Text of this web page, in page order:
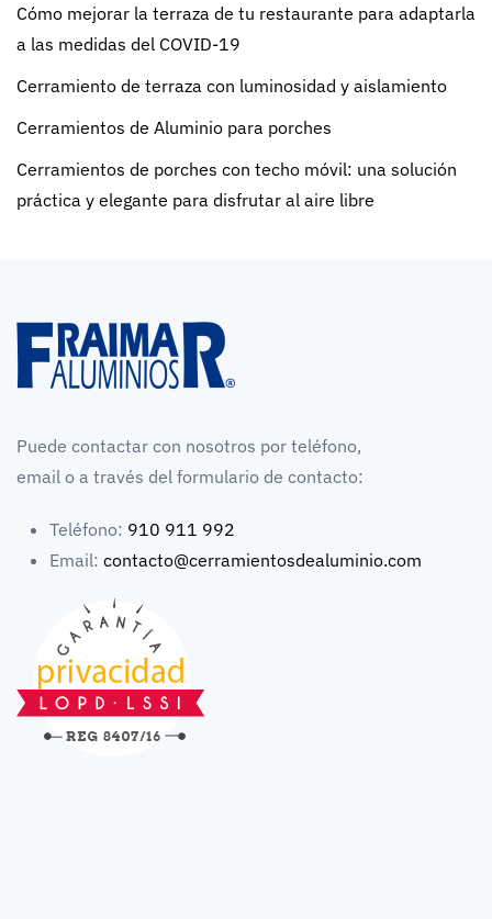
Cómo mejorar la terraza de tu restaurante para adaptarla
a las medidas del COVID-19
Cerramiento de terraza con luminosidad y aislamiento
Cerramientos de Aluminio para porches
Cerramientos de porches con techo móvil: una solución
práctica y elegante para disfrutar al aire libre
Puede contactar con nosotros por teléfono,
email o a través del formulario de contacto:
Teléfono: 910 911 992
Email: contacto@cerramientosdealuminio.com